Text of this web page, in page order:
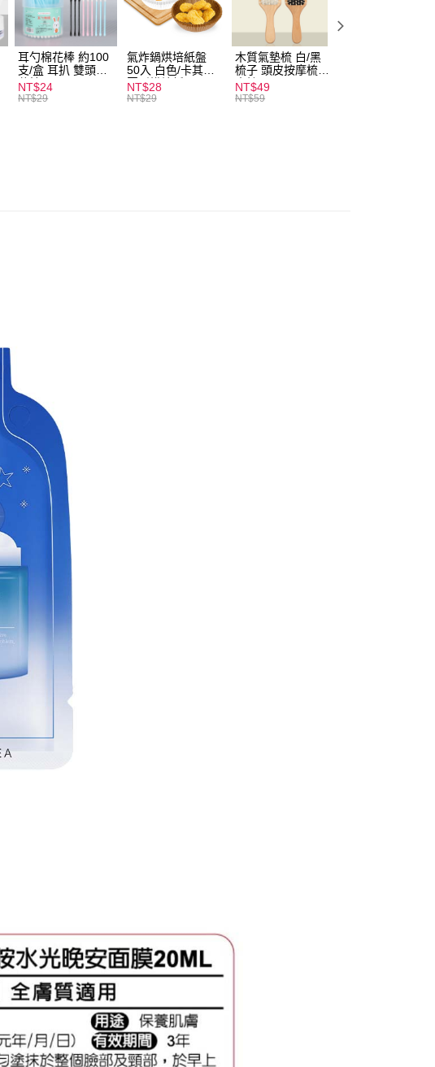
全家取貨付款
每筆NT$60，滿NT$599(含以上)免運費
付款後全家取貨
每筆NT$60，滿NT$599(含以上)免運費
耳勺棉花棒 約100
支/盒 耳扒 雙頭棉
花棒
NT$24
NT$29
氣炸鍋烘培紙盤
50入 白色/卡其色
圓形烘焙紙
NT$28
NT$29
木質氣墊梳 白/黑
梳子 頭皮按摩梳
木梳
NT$49
NT$59